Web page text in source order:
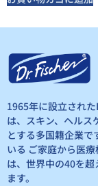
1965年に設立され
は、スキン、ヘルス
とする多国籍企業
いる ご家庭から医
は、世界中の40を
ます。